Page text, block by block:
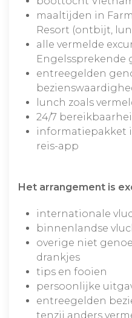
maaltijden in
Resort (ontbijt,
alle vermelde
Engelssprekende
entreegelden
lunch zoals
24/7
informatiepakket
reis-app
Het arrangement is
internationale
binnenlandse
overige niet
drankjes
tips en fooien
persoonlijke
entreegelden
tenzij anders